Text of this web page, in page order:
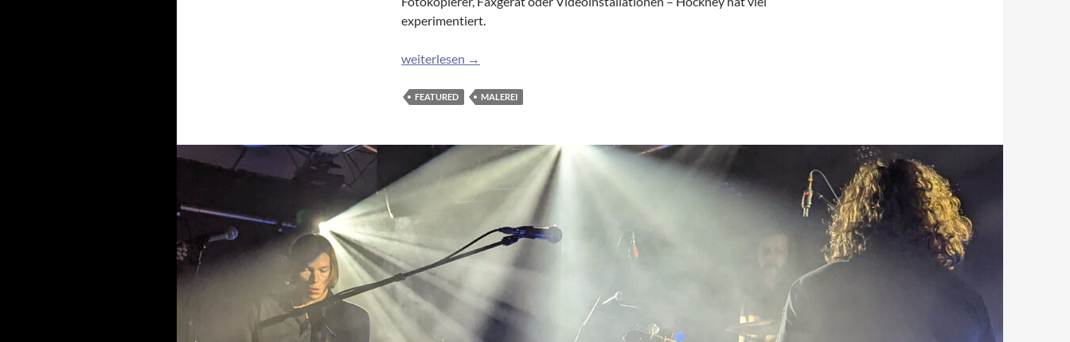
experimentiert.
David Hockney goes digital – iPad Bilder im Neuen Museum Nürnberg
weiterlesen →
FEATURED MALEREI